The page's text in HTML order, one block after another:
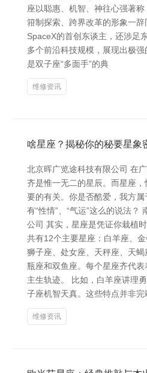
座以聪惠、机智、神往心强著
箝制探索、跨界改革的形象一
SpaceX的首创东谈主，还涉足
多个前沿科技规模，展现出极
是双子座“多面手”的典
维修资讯
啥星座？揭秘你的秘要星象
北京晖广览途科技有限公司 在
齐是惟一无二的星辰。而星座
要的有关。你是否酷爱，我方
有“性情”、“气运”这么的说法？
公司 其实，星座是凭证你栽植
共有12个主要星座：白羊座、金
狮子座、处女座、天秤座、天
瓶座和双鱼座。每个星座齐代
主生轨迹。 比如，白羊座讲理
子座机智天真。这些特点并非完
维修资讯